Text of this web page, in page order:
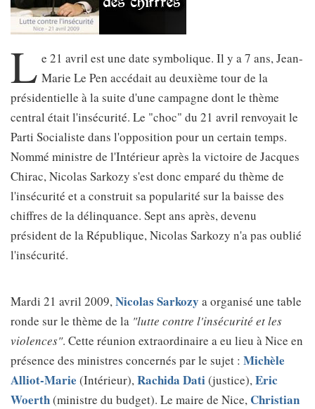
L e 21 avril est une date symbolique. Il y a 7 ans, Jean-
Marie Le Pen accédait au deuxième tour de la
présidentielle à la suite d'une campagne dont le thème
central était l'insécurité. Le "choc" du 21 avril renvoyait le
Parti Socialiste dans l'opposition pour un certain temps.
Nommé ministre de l'Intérieur après la victoire de Jacques
Chirac, Nicolas Sarkozy s'est donc emparé du thème de
l'insécurité et a construit sa popularité sur la baisse des
chiffres de la délinquance. Sept ans après, devenu
président de la République, Nicolas Sarkozy n'a pas oublié
l'insécurité.
Mardi 21 avril 2009,Nicolas Sarkozy a organisé une table
ronde sur le thème de la "lutte contre l'insécurité et les
violences". Cette réunion extraordinaire a eu lieu à Nice en
présence des ministres concernés par le sujet : Michèle
Alliot-Marie (Intérieur),Rachida Dati(justice),Eric
Woerth(ministre du budget). Le maire de Nice, Christian